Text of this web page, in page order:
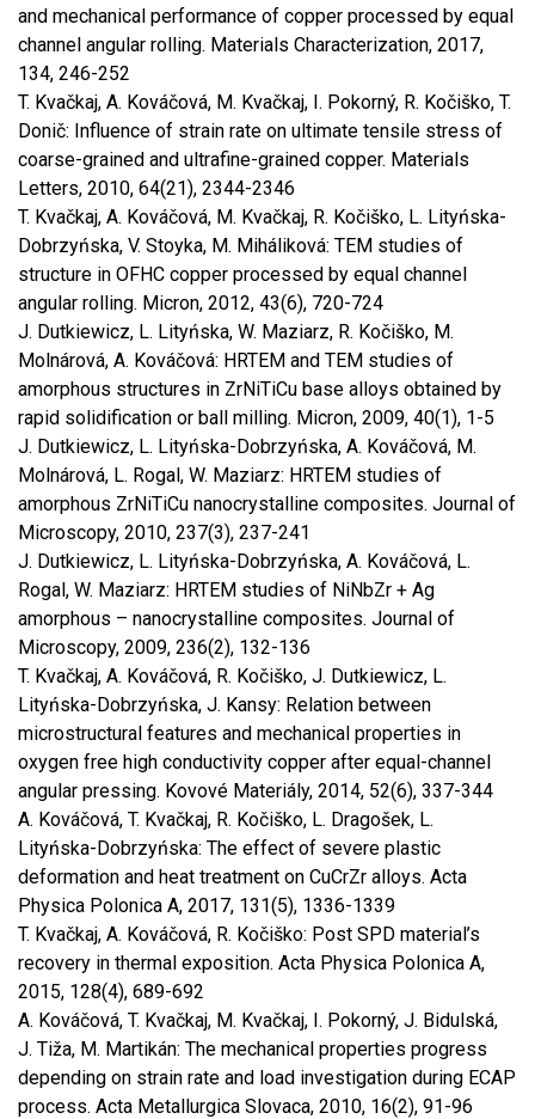
and mechanical performance of copper processed by equal
channel angular rolling. Materials Characterization, 2017,
134, 246-252
T. Kvačkaj, A. Kováčová, M. Kvačkaj, I. Pokorný, R. Kočiško, T.
Donič: Influence of strain rate on ultimate tensile stress of
coarse-grained and ultrafine-grained copper. Materials
Letters, 2010, 64(21), 2344-2346
T. Kvačkaj, A. Kováčová, M. Kvačkaj, R. Kočiško, L. Lityńska-
Dobrzyńska, V. Stoyka, M. Miháliková: TEM studies of
structure in OFHC copper processed by equal channel
angular rolling. Micron, 2012, 43(6), 720-724
J. Dutkiewicz, L. Lityńska, W. Maziarz, R. Kočiško, M.
Molnárová, A. Kováčová: HRTEM and TEM studies of
amorphous structures in ZrNiTiCu base alloys obtained by
rapid solidification or ball milling. Micron, 2009, 40(1), 1-5
J. Dutkiewicz, L. Lityńska-Dobrzyńska, A. Kováčová, M.
Molnárová, L. Rogal, W. Maziarz: HRTEM studies of
amorphous ZrNiTiCu nanocrystalline composites. Journal of
Microscopy, 2010, 237(3), 237-241
J. Dutkiewicz, L. Lityńska-Dobrzyńska, A. Kováčová, L.
Rogal, W. Maziarz: HRTEM studies of NiNbZr + Ag
amorphous – nanocrystalline composites. Journal of
Microscopy, 2009, 236(2), 132-136
T. Kvačkaj, A. Kováčová, R. Kočiško, J. Dutkiewicz, L.
Lityńska-Dobrzyńska, J. Kansy: Relation between
microstructural features and mechanical properties in
oxygen free high conductivity copper after equal-channel
angular pressing. Kovové Materiály, 2014, 52(6), 337-344
A. Kováčová, T. Kvačkaj, R. Kočiško, L. Dragošek, L.
Lityńska-Dobrzyńska: The effect of severe plastic
deformation and heat treatment on CuCrZr alloys. Acta
Physica Polonica A, 2017, 131(5), 1336-1339
T. Kvačkaj, A. Kováčová, R. Kočiško: Post SPD material’s
recovery in thermal exposition. Acta Physica Polonica A,
2015, 128(4), 689-692
A. Kováčová, T. Kvačkaj, M. Kvačkaj, I. Pokorný, J. Bidulská,
J. Tiža, M. Martikán: The mechanical properties progress
depending on strain rate and load investigation during ECAP
process. Acta Metallurgica Slovaca, 2010, 16(2), 91-96